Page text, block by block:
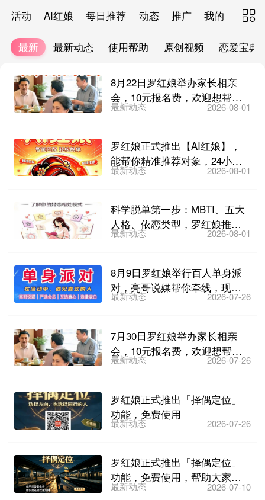
活动 AI红娘 每日推荐 动态 推广 我的 
最新 最新动态 使用帮助 原创视频 恋爱宝典
8月22日罗红娘举办家长相亲
会，10元报名费，欢迎想帮子
女找对象的家长们参加...
最新动态 2026-08-01
罗红娘正式推出【AI红娘】，
能帮你精准推荐对象，24小时
在线答疑，不厌其烦教...
最新动态 2026-08-01
科学脱单第一步：MBTI、五大
人格、依恋类型，罗红娘推出
免费性格测评！
最新动态 2026-08-01
8月9日罗红娘举行百人单身派
对，亮哥说媒帮你牵线，现场
公开400多个会员联系...
最新动态 2026-07-26
7月30日罗红娘举办家长相亲
会，10元报名费，欢迎想帮子
女找对象的家长们参加...
最新动态 2026-07-26
罗红娘正式推出「择偶定位」
功能，免费使用
最新动态 2026-07-26
罗红娘正式推出「择偶定位」
功能，免费使用，帮助大家科
学找对象！
最新动态 2026-07-10